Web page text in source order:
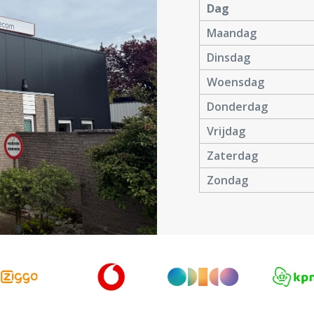
Dag
Maandag
Dinsdag
Woensdag
Donderdag
Vrijdag
Zaterdag
Zondag